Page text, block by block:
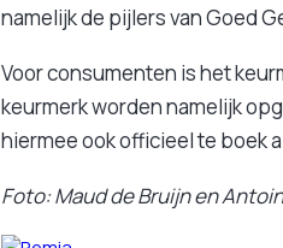
namelijk de pijlers van Goed
Voor consumenten is het
keurmerk worden namelijk
hiermee ook officieel te boek
Foto: Maud de Bruijn en